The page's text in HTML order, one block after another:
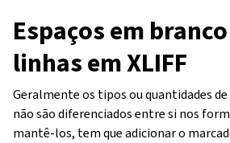
Espaços em
linhas em XLIFF
Geralmente os tipos ou quantidades
não são diferenciados entre si nos
mantê-los, tem que adicionar o